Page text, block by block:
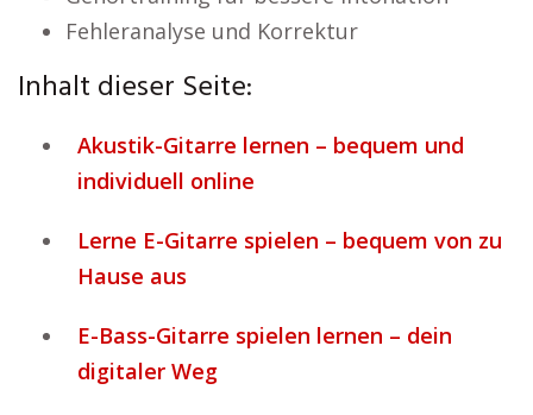
Fehleranalyse und Korrektur
Inhalt dieser Seite:
Akustik-Gitarre lernen – bequem und
individuell online
Lerne E-Gitarre spielen – bequem von zu
Hause aus
E-Bass-Gitarre spielen lernen – dein
digitaler Weg